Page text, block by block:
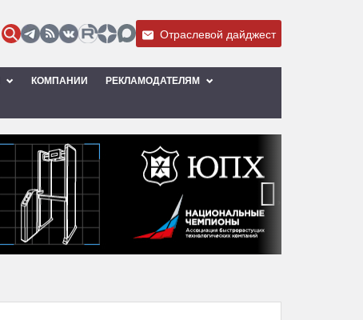
Отраслевой дайджест
КОМПАНИИ РЕКЛАМОДАТЕЛЯМ